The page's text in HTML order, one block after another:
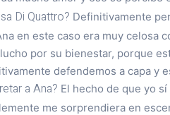
Di Quattro? Definitivamente
en este caso era muy celosa
por su bienestar, porque
defendemos a capa y
a Ana? El hecho de que yo
me sorprendiera en